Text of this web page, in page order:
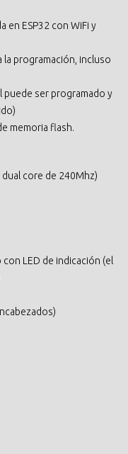
en ESP32 con WiFi y
la programación, incluso
puede ser programado y
memoria flash.
core de 240Mhz)
LED de indicación (el